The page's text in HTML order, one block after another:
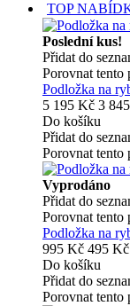
TOP
Poslední kus!
Přidat do
Porovnat tento
Podložka na
5 195 Kč 3
Do košíku
Přidat do
Porovnat tento
Vyprodáno
Přidat do
Porovnat tento
Podložka na
995 Kč 495 Kč
Do košíku
Přidat do
Porovnat tento